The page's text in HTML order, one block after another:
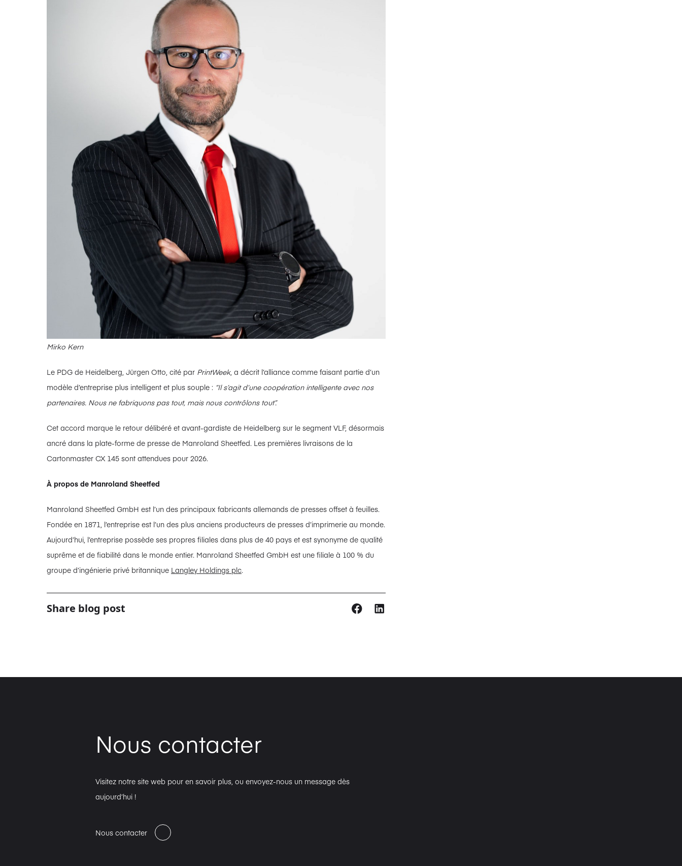
Mirko Kern
Le PDG de Heidelberg, Jürgen Otto, cité par PrintWeek, a décrit l’alliance comme faisant partie d’un
modèle d’entreprise plus intelligent et plus souple : “Il s’agit d’une coopération intelligente avec nos
partenaires. Nous ne fabriquons pas tout, mais nous contrôlons tout”.
Cet accord marque le retour délibéré et avant-gardiste de Heidelberg sur le segment VLF, désormais
ancré dans la plate-forme de presse de Manroland Sheetfed. Les premières livraisons de la
Cartonmaster CX 145 sont attendues pour 2026.
À propos de Manroland Sheetfed
Manroland Sheetfed GmbH est l’un des principaux fabricants allemands de presses offset à feuilles.
Fondée en 1871, l’entreprise est l’un des plus anciens producteurs de presses d’imprimerie au monde.
Aujourd’hui, l’entreprise possède ses propres filiales dans plus de 40 pays et est synonyme de qualité
suprême et de fiabilité dans le monde entier. Manroland Sheetfed GmbH est une filiale à 100 % du
groupe d’ingénierie privé britannique Langley Holdings plc.
Share blog post
Nous contacter
Visitez notre site web pour en savoir plus, ou envoyez-nous un message dès
aujourd’hui !
Nous contacter